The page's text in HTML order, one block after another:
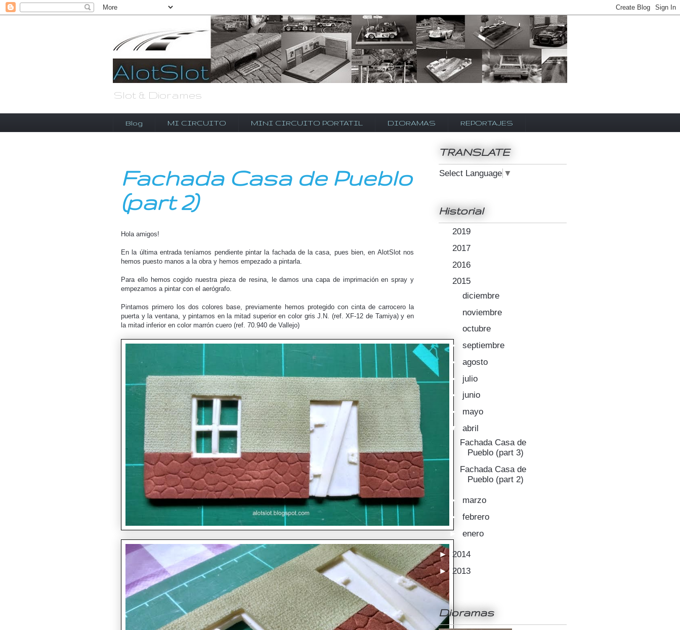
Slot & Diorames
Blog MI CIRCUITO MINI CIRCUITO PORTATIL DIORAMAS REPORTAJES
Fachada Casa de Pueblo
(part 2)
Hola amigos!
En la última entrada teníamos pendiente pintar la fachada de la casa, pues bien, en AlotSlot nos
hemos puesto manos a la obra y hemos empezado a pintarla.
Para ello hemos cogido nuestra pieza de resina, le damos una capa de imprimación en spray y
empezamos a pintar con el aerógrafo.
Pintamos primero los dos colores base, previamente hemos protegido con cinta de carrocero la
puerta y la ventana, y pintamos en la mitad superior en color gris J.N. (ref. XF-12 de Tamiya) y en
la mitad inferior en color marrón cuero (ref. 70.940 de Vallejo)
TRANSLATE
Select Language ▼
Historial
2019
2017
2016
2015
►diciembre
noviembre
►octubre
►septiembre
►agosto
► julio
► junio
► mayo
▼abril
Fachada Casa de
Pueblo (part 3)
Fachada Casa de
Pueblo (part 2)
► marzo
►febrero
►enero
► 2014
► 2013
Dioramas